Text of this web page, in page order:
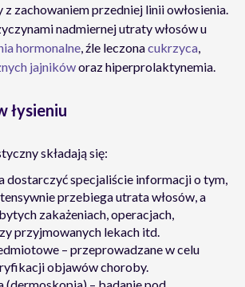
zachowaniem przedniej linii owłosienia.
nadmiernej utraty włosów u
hormonalne, źle leczonacukrzyca,
jajnikóworaz hiperprolaktynemia.
łysieniu
składają się:
dostarczyć specjaliście informacji o tym,
przebiega utrata włosów, a
zakażeniach, operacjach,
przyjmowanych lekach itd.
– przeprowadzane w celu
objawów choroby.